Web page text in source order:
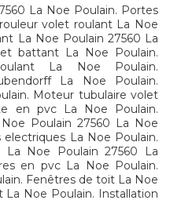
La Noe Poulain. Portes
volet roulant La Noe
La Noe Poulain 27560 La
battant La Noe Poulain.
La Noe Poulain.
La Noe Poulain.
Moteur tubulaire volet
en pvc La Noe Poulain.
Poulain 27560 La Noe
La Noe Poulain.
La Noe Poulain 27560 La
en pvc La Noe Poulain.
Fenêtres de toit La Noe
La Noe Poulain. Installation